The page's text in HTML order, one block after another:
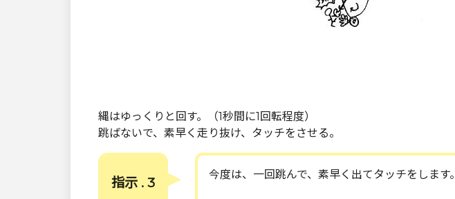
縄はゆっくりと回す。（1秒間に1回転程度）
跳ばないで、素早く走り抜け、タッチをさせる。
指示 . 3 今度は、一回跳んで、素早く出てタッチをします。